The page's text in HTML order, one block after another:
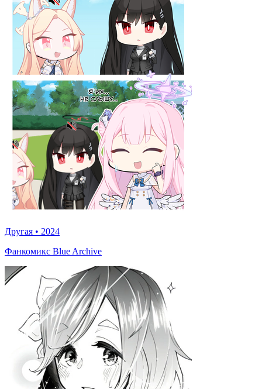
Другая • 2024
Фанкомикс Blue Archive